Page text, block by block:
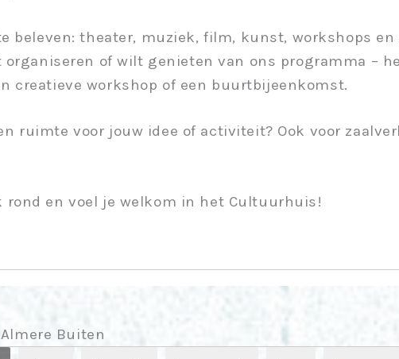
beleven: theater, muziek, film, kunst, workshops
of wilt genieten van ons programma –
creatieve workshop of een buurtbijeenkomst.
ruimte voor jouw idee of activiteit? Ook voor
rond en voel je welkom in het Cultuurhuis!
Buiten